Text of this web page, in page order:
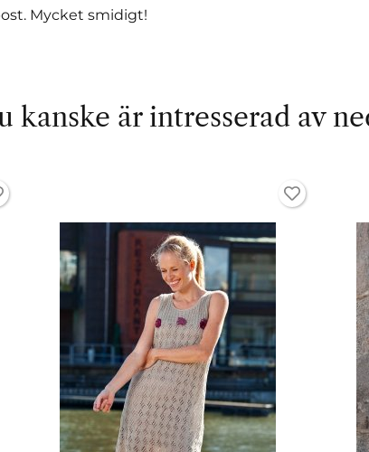
Mycket smidigt!
kanske är intresserad av